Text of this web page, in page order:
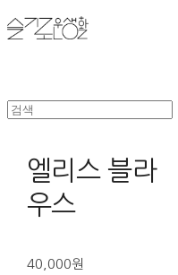
엘리스 블라
우스
40,000원